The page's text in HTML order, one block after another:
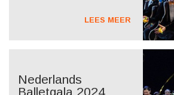
LEES MEER
Nederlands
Balletgala 2024